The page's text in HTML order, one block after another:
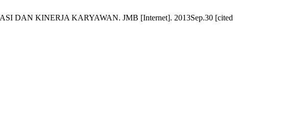
DAN KINERJA KARYAWAN. JMB [Internet]. 2013Sep.30 [cited